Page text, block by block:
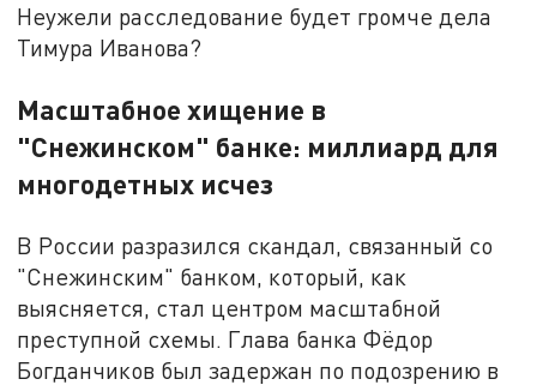
Неужели расследование будет громче дела
Тимура Иванова?
Масштабное хищение в
"Снежинском" банке: миллиард для
многодетных исчез
В России разразился скандал, связанный со
"Снежинским" банком, который, как
выясняется, стал центром масштабной
преступной схемы. Глава банка Фёдор
Богданчиков был задержан по подозрению в